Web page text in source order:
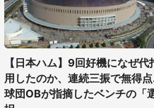
【日本ハム】9回好機になぜ代
用したのか、連続三振で無得
球団OBが指摘したベンチの「